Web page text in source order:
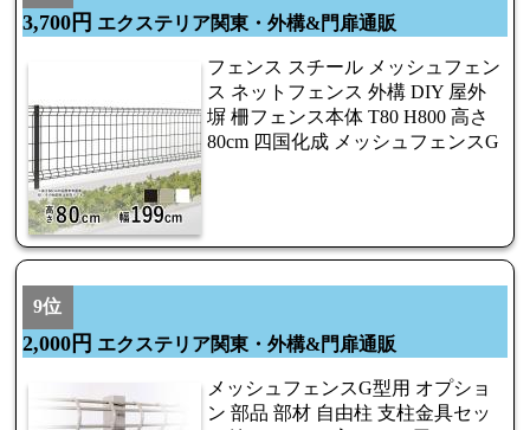
3,700円 エクステリア関東・外構&門扉通販
フェンス スチール メッシュフェン
ス ネットフェンス 外構 DIY 屋外
塀 柵フェンス本体 T80 H800 高さ
80cm 四国化成 メッシュフェンスG
9位
2,000円 エクステリア関東・外構&門扉通販
メッシュフェンスG型用 オプショ
ン 部品 部材 自由柱 支柱金具セッ